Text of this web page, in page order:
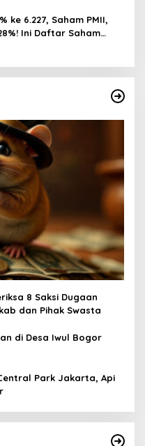
ke 6.227, Saham PMII,
Ini Daftar Saham
31 Juli 2026
8 Saksi Dugaan
dan Pihak Swasta
di Desa Iwul Bogor
Park Jakarta, Api